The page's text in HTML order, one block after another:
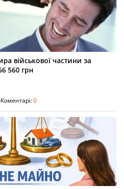
військової частини за
560 грн
Коментарі:0